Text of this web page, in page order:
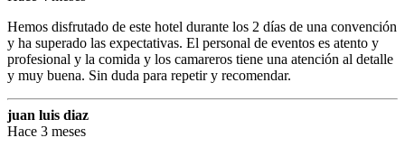
Hemos disfrutado de este hotel durante los 2 días de una convención
y ha superado las expectativas. El personal de eventos es atento y
profesional y la comida y los camareros tiene una atención al detalle
y muy buena. Sin duda para repetir y recomendar.
juan luis diaz
Hace 3 meses